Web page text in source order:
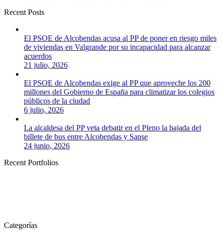
Recent Posts
El PSOE de Alcobendas acusa al PP de poner en riesgo miles
de viviendas en Valgrande por su incapacidad para alcanzar
acuerdos
21 julio, 2026
El PSOE de Alcobendas exige al PP que aproveche los 200
millones del Gobierno de España para climatizar los colegios
públicos de la ciudad
6 julio, 2026
La alcaldesa del PP veta debatir en el Pleno la bajada del
billete de bus entre Alcobendas y Sanse
24 junio, 2026
Recent Portfolios
Categorías